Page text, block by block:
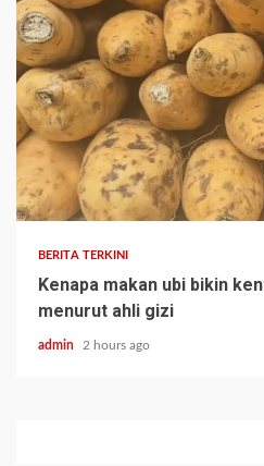
BERITA TERKINI
Kenapa makan ubi bikin
menurut ahli gizi
admin 2 hours ago